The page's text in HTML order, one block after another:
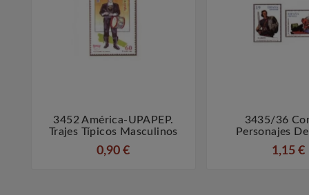
 
3452 América-UPAPEP.
Trajes Típicos Masculinos
0,90 €

3435/36
Personajes
1,15 €